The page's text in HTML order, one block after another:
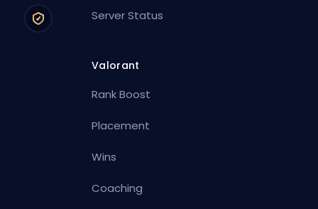
Server Status
Valorant
Rank Boost
Placement
Wins
Coaching